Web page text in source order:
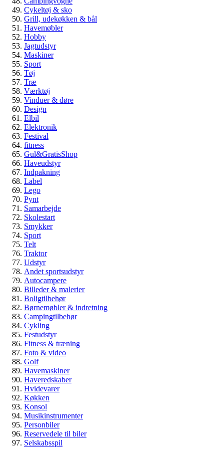
Veteranbil eller klassisk bil – hvad er
egentlig forskellen?
Guide
Biler & køretøjer
Veteranbil
Cykeltøj & sko
Grill, udekøkken & bål
Havemøbler
Hobby
Jagtudstyr
Maskiner
Sport
Tøj
Træ
Værktøj
Vinduer & døre
Design
Elbil
Elektronik
Festival
fitness
Gul&GratisShop
Haveudstyr
Indpakning
Label
Lego
Pynt
Samarbejde
Skolestart
Smykker
Sport
Telt
Traktor
Udstyr
Andet sportsudstyr
Autocampere
Billeder & malerier
Boligtilbehør
Børnemøbler & indretning
Campingtilbehør
Cykling
Festudstyr
Fitness & træning
Foto & video
Golf
Havemaskiner
Haveredskaber
Hvidevarer
Køkken
Konsol
Musikinstrumenter
Personbiler
Reservedele til biler
Selskabsspil